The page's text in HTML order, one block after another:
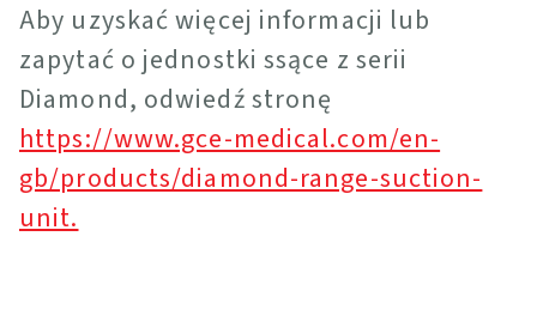
Aby uzyskać więcej informacji lub
zapytać o jednostki ssące z serii
Diamond, odwiedź stronę
https://www.gce-medical.com/en-
gb/products/diamond-range-suction-
unit.